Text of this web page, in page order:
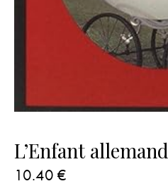
L’Enfant allemand
10.40 €